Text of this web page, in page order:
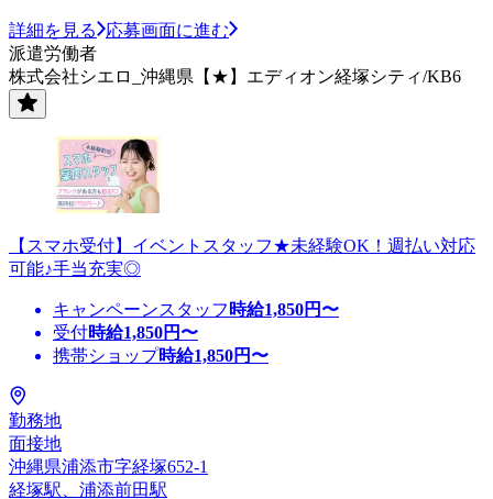
詳細を見る
応募画面に進む
派遣労働者
株式会社シエロ_沖縄県【★】エディオン経塚シティ/KB6
【スマホ受付】イベントスタッフ★未経験OK！週払い対応
可能♪手当充実◎
キャンペーンスタッフ 時給1,850円〜
受付時給1,850円〜
携帯ショップ時給1,850円〜
勤務地
面接地
沖縄県浦添市字経塚652-1
経塚駅、浦添前田駅